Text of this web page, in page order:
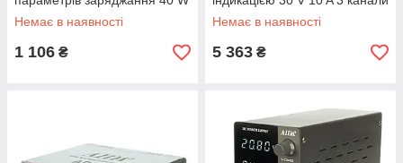
8 USB-портів 5 V 1 A й
бездротовою зарядкою 10 W
Немає в наявності
1 106 ₴
пам'яті 2 порти USB 5 V 2 A і
6 портів USB 0V-30V 0A-10A
Немає в наявності
5 363 ₴